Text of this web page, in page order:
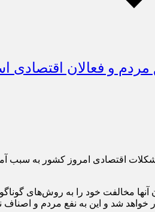
مردم و فعالان اقتصادی
اقتصادی امروز کشور به سبب
آنها مخالفت خود را به روش‌های
خواهد شد و این به نفع مردم و